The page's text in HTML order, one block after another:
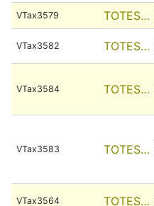
VTax3579 TOTES…
VTax3582 TOTES…
VTax3584 TOTES…
VTax3583 TOTES…
VTax3564 TOTES…